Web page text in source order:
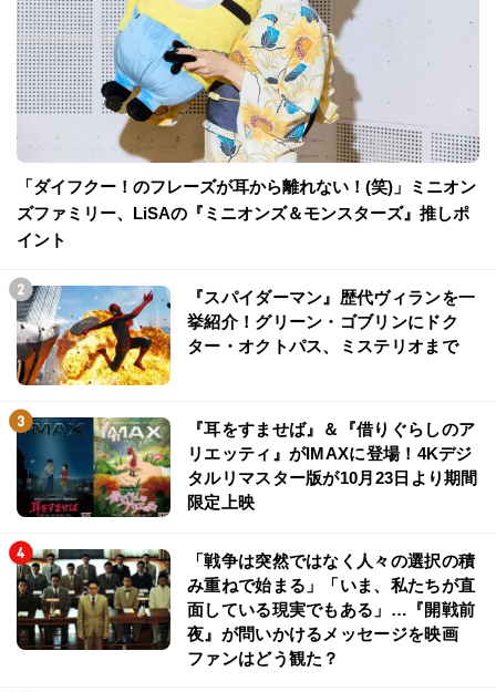
「ダイフクー！のフレーズが耳から離れない！(笑)」ミニオン
ズファミリー、LiSAの『ミニオンズ＆モンスターズ』推しポ
イント
『スパイダーマン』歴代ヴィランを一
挙紹介！グリーン・ゴブリンにドク
ター・オクトパス、ミステリオまで
『耳をすませば』＆『借りぐらしのア
リエッティ』がIMAXに登場！4Kデジ
タルリマスター版が10月23日より期間
限定上映
「戦争は突然ではなく人々の選択の積
み重ねで始まる」「いま、私たちが直
面している現実でもある」…『開戦前
夜』が問いかけるメッセージを映画
ファンはどう観た？